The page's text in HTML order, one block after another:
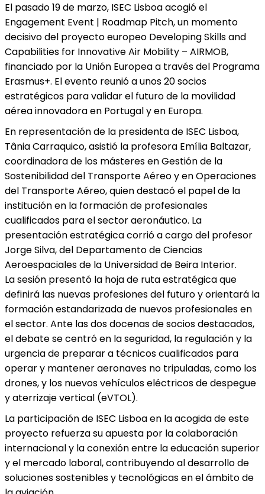
El pasado 19 de marzo, ISEC Lisboa acogió el
Engagement Event | Roadmap Pitch, un momento
decisivo del proyecto europeo Developing Skills and
Capabilities for Innovative Air Mobility – AIRMOB,
financiado por la Unión Europea a través del Programa
Erasmus+. El evento reunió a unos 20 socios
estratégicos para validar el futuro de la movilidad
aérea innovadora en Portugal y en Europa.
En representación de la presidenta de ISEC Lisboa,
Tânia Carraquico, asistió la profesora Emília Baltazar,
coordinadora de los másteres en Gestión de la
Sostenibilidad del Transporte Aéreo y en Operaciones
del Transporte Aéreo, quien destacó el papel de la
institución en la formación de profesionales
cualificados para el sector aeronáutico. La
presentación estratégica corrió a cargo del profesor
Jorge Silva, del Departamento de Ciencias
Aeroespaciales de la Universidad de Beira Interior.
La sesión presentó la hoja de ruta estratégica que
definirá las nuevas profesiones del futuro y orientará la
formación estandarizada de nuevos profesionales en
el sector. Ante las dos docenas de socios destacados,
el debate se centró en la seguridad, la regulación y la
urgencia de preparar a técnicos cualificados para
operar y mantener aeronaves no tripuladas, como los
drones, y los nuevos vehículos eléctricos de despegue
y aterrizaje vertical (eVTOL).
La participación de ISEC Lisboa en la acogida de este
proyecto refuerza su apuesta por la colaboración
internacional y la conexión entre la educación superior
y el mercado laboral, contribuyendo al desarrollo de
soluciones sostenibles y tecnológicas en el ámbito de